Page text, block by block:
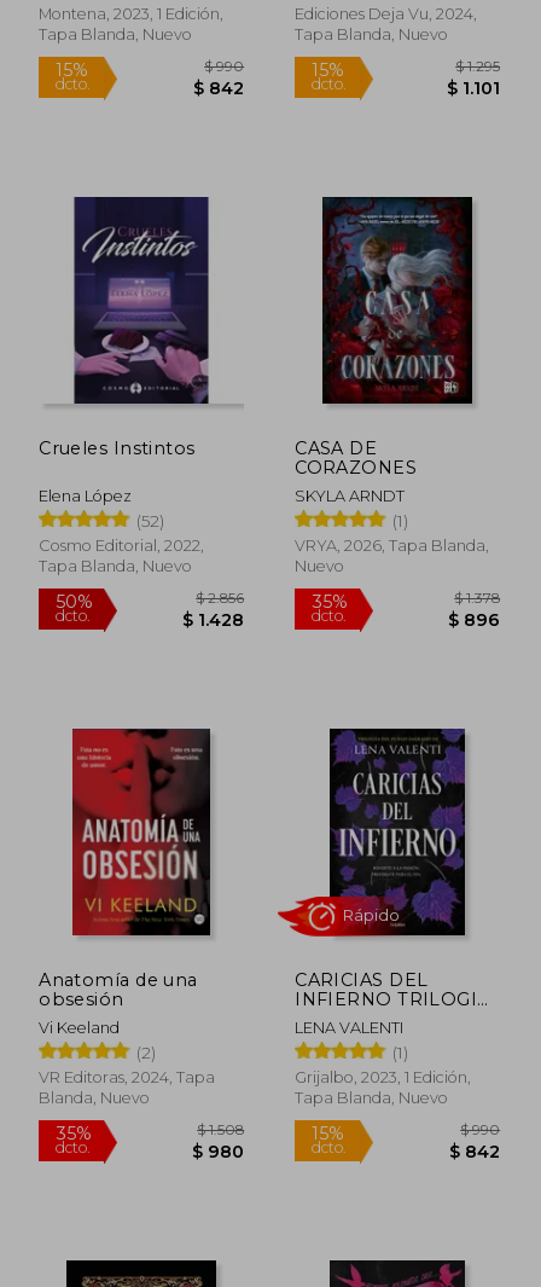
15%
dcto.
15%
dcto.
Montena, 2023, 1 Edición,
Tapa Blanda, Nuevo
15%
dcto.
Rápido
Ediciones Deja Vu, 2024,
Tapa Blanda, Nuevo
15%
dcto.
Crueles Instintos
Elena López
(52)
Cosmo Editorial, 2022,
Tapa Blanda, Nuevo
CASA DE
CORAZONES
SKYLA ARNDT
(1)
VRYA, 2026, Tapa Blanda,
Nuevo
Anatomía de una
obsesión
Vi Keeland
(2)
VR Editoras, 2024, Tapa
Blanda, Nuevo
CARICIAS DEL
INFIERNO TRILOGIA
DEL FUEGO
SAGRADO 3
LENA VALENTI
(1)
Grijalbo, 2023, 1 Edición,
Tapa Blanda, Nuevo